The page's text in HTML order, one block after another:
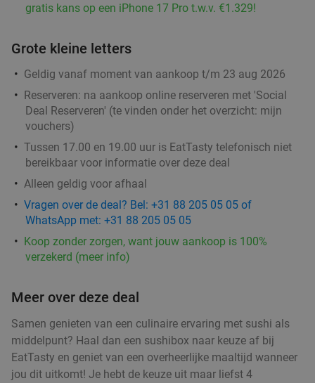
gratis kans op een iPhone 17 Pro t.w.v. €1.329!
Grote kleine letters
Geldig vanaf moment van aankoop t/m 23 aug 2026
Reserveren: na aankoop online reserveren met 'Social
Deal Reserveren' (te vinden onder het overzicht: mijn
vouchers)
Tussen 17.00 en 19.00 uur is EatTasty telefonisch niet
bereikbaar voor informatie over deze deal
Alleen geldig voor afhaal
Vragen over de deal? Bel: +31 88 205 05 05 of
WhatsApp met: +31 88 205 05 05
Koop zonder zorgen, want jouw aankoop is 100%
verzekerd (meer info)
Meer over deze deal
Samen genieten van een culinaire ervaring met sushi als
middelpunt? Haal dan een sushibox naar keuze af bij
EatTasty en geniet van een overheerlijke maaltijd wanneer
jou dit uitkomt! Je hebt de keuze uit maar liefst 4